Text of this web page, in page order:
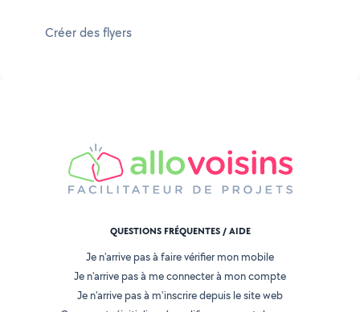
Créer des flyers
QUESTIONS FRÉQUENTES / AIDE
Je n'arrive pas à faire vérifier mon mobile
Je n'arrive pas à me connecter à mon compte
Je n'arrive pas à m'inscrire depuis le site web